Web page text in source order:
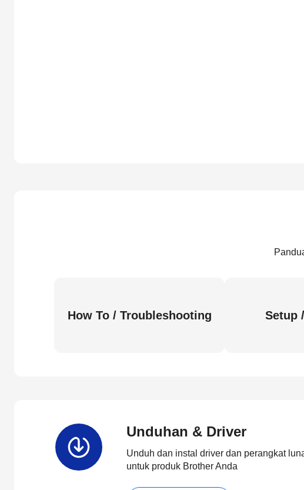
How To / Troubleshooting Setup
Unduhan & Driver
Unduh dan instal driver dan perangkat
untuk produk Brother Anda